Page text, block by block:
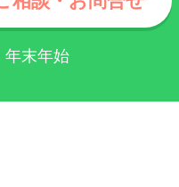
末年始